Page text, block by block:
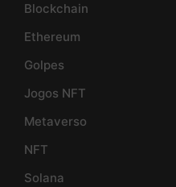
Blockchain
Ethereum
Golpes
Jogos NFT
Metaverso
NFT
Solana